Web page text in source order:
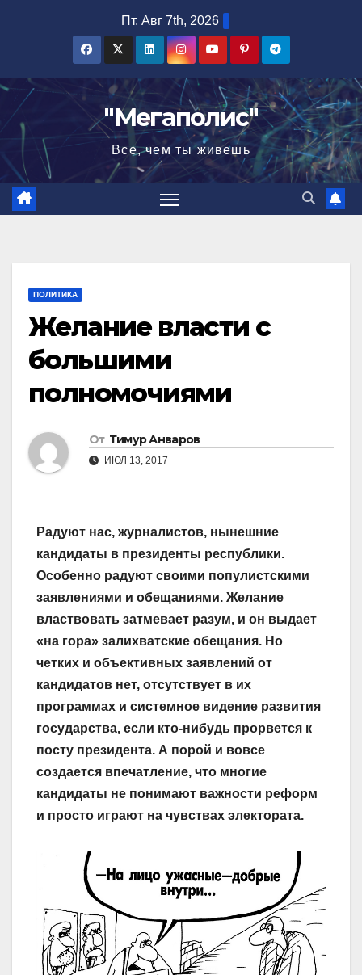
Пт. Авг 7th, 2026
"Мегаполис"
Все, чем ты живешь
ПОЛИТИКА
Желание власти с
большими
полномочиями
От Тимур Анваров
ИЮЛ 13, 2017
Радуют нас, журналистов, нынешние
кандидаты в президенты республики.
Особенно радуют своими популистскими
заявлениями и обещаниями. Желание
властвовать затмевает разум, и он выдает
«на гора» залихватские обещания. Но
четких и объективных заявлений от
кандидатов нет, отсутствует в их
программах и системное видение развития
государства, если кто-нибудь прорвется к
посту президента. А порой и вовсе
создается впечатление, что многие
кандидаты не понимают важности реформ
и просто играют на чувствах электората.